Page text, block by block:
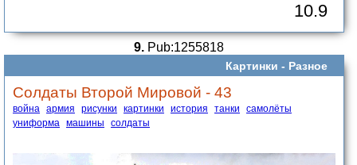
10.9
9.Pub:1255818
Картинки - Разное
Солдаты Второй Мировой - 43
война армия рисунки картинки история танки
самолёты
униформа машины солдаты